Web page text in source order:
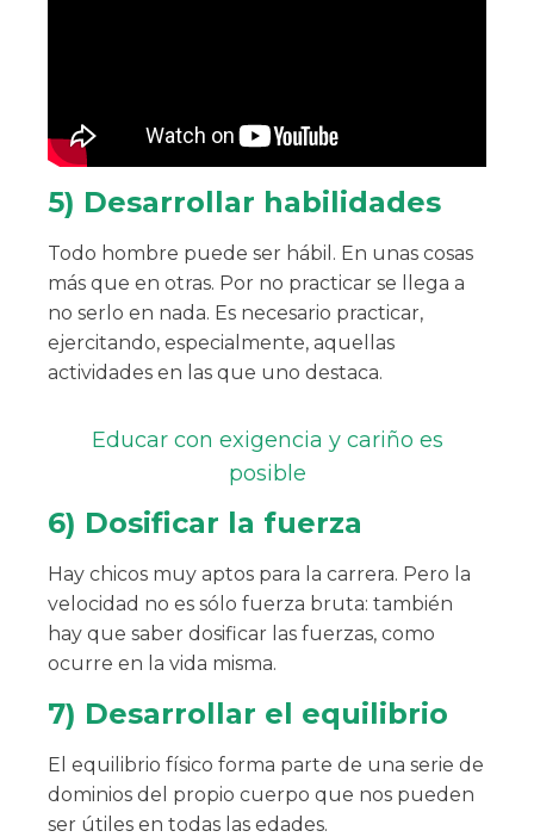
5) Desarrollar habilidades
Todo hombre puede ser hábil. En unas cosas
más que en otras. Por no practicar se llega a
no serlo en nada. Es necesario practicar,
ejercitando, especialmente, aquellas
actividades en las que uno destaca.
Educar con exigencia y cariño es
posible
6) Dosificar la fuerza
Hay chicos muy aptos para la carrera. Pero la
velocidad no es sólo fuerza bruta: también
hay que saber dosificar las fuerzas, como
ocurre en la vida misma.
7) Desarrollar el equilibrio
El equilibrio físico forma parte de una serie de
dominios del propio cuerpo que nos pueden
ser útiles en todas las edades.